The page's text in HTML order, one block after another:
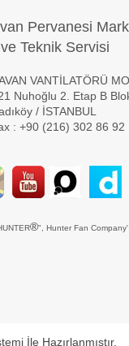
Pervanesi
Teknik Servisi
VANTİLATÖRÜ
Nuhoğlu 2. Etap B
/ İSTANBUL
: +90 (216) 302 86 92
®", Hunter Fan Company'
İle Hazırlanmıştır.